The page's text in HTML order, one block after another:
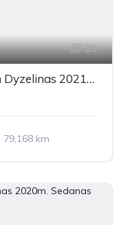
21
Ford Focus nuo 233 €/ mėn Dyzelinas 2021m. Universalas Mechaninė
79,168 km